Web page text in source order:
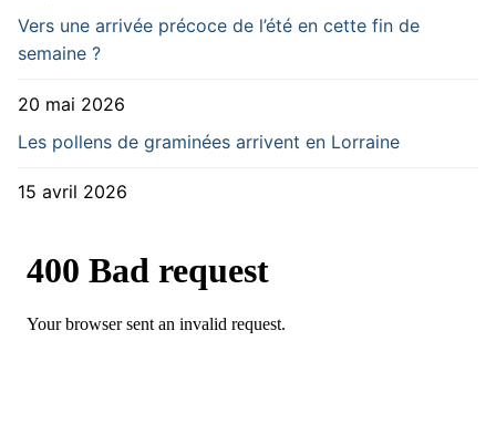
Vers une arrivée précoce de l’été en cette fin de
semaine ?
20 mai 2026
Les pollens de graminées arrivent en Lorraine
15 avril 2026